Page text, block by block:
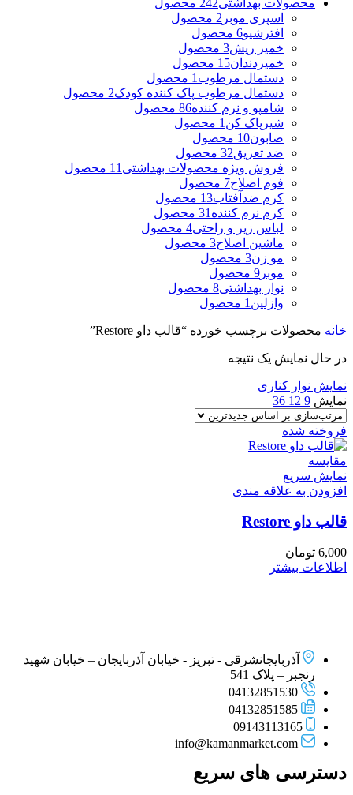
اسپری موبر 2 محصول
افترشیو6 محصول
خمیر ریش3 محصول
خمیردندان15 محصول
دستمال مرطوب 1 محصول
دستمال مرطوب پاک کننده کودک2 محصول
شامپو و نرم کننده86 محصول
شیرپاک کن 1 محصول
صابون10 محصول
ضد تعریق32 محصول
فروش ویژه محصولات بهداشتی 11 محصول
فوم اصلاح7 محصول
کرم ضدآفتاب13 محصول
کرم نرم کننده 31 محصول
لباس زیر و راحتی4 محصول
ماشین اصلاح3 محصول
مو زن3 محصول
موبر 9 محصول
نوار بهداشتی8 محصول
وازلین 1 محصول
خانه محصولات برچسب خورده “قالب داو Restore”
در حال نمایش یک نتیجه
نمایش نوار کناری
نمایش 9
12
36
فروخته شده
مقايسه
نمایش سریع
افزودن به علاقه مندی
قالب داو Restore
6,000 تومان
اطلاعات بیشتر
آذربایجانشرقی - تبریز - خیابان آذربایجان – خیابان شهید
رنجبر – پلاک 541
04132851530
04132851585
09143113165
info@kamanmarket.com
دسترسی های سریع